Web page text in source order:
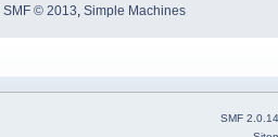
SMF © 2013 Simple Machines
SMF 2.0.14